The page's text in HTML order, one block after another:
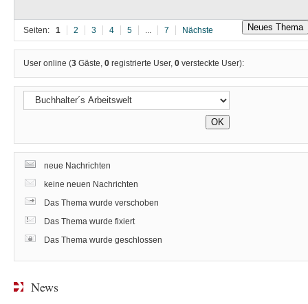
Seiten: 1 2 3 4 5 7 Nächste Neues Thema
User online (3 Gäste,0 registrierte User,0 versteckte User):
neue Nachrichten
keine neuen Nachrichten
Das Thema wurde verschoben
Das Thema wurde fixiert
Das Thema wurde geschlossen
News